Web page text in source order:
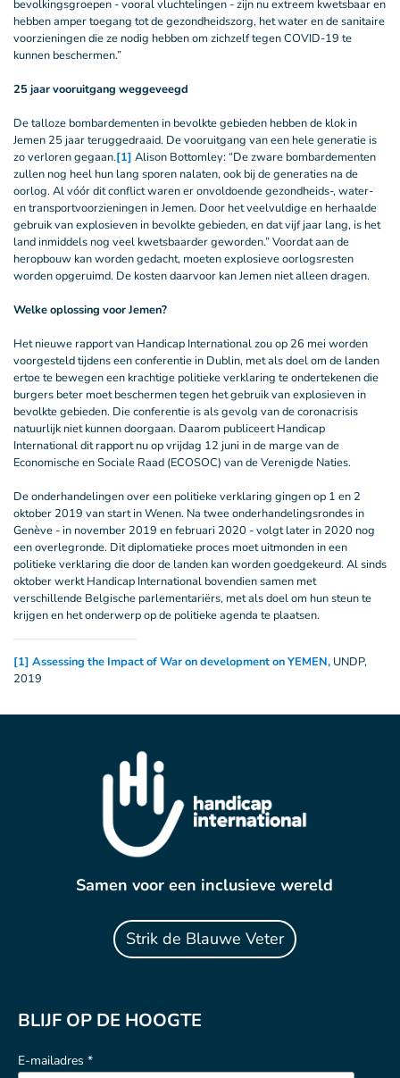
bevolkingsgroepen - vooral vluchtelingen - zijn nu extreem kwetsbaar en
hebben amper toegang tot de gezondheidszorg, het water en de sanitaire
voorzieningen die ze nodig hebben om zichzelf tegen COVID-19 te
kunnen beschermen.”
25 jaar vooruitgang weggeveegd
De talloze bombardementen in bevolkte gebieden hebben de klok in
Jemen 25 jaar teruggedraaid. De vooruitgang van een hele generatie is
zo verloren gegaan.[1] Alison Bottomley: “De zware bombardementen
zullen nog heel hun lang sporen nalaten, ook bij de generaties na de
oorlog. Al vóór dit conflict waren er onvoldoende gezondheids-, water-
en transportvoorzieningen in Jemen. Door het veelvuldige en herhaalde
gebruik van explosieven in bevolkte gebieden, en dat vijf jaar lang, is het
land inmiddels nog veel kwetsbaarder geworden.” Voordat aan de
heropbouw kan worden gedacht, moeten explosieve oorlogsresten
worden opgeruimd. De kosten daarvoor kan Jemen niet alleen dragen.
Welke oplossing voor Jemen?
Het nieuwe rapport van Handicap International zou op 26 mei worden
voorgesteld tijdens een conferentie in Dublin, met als doel om de landen
ertoe te bewegen een krachtige politieke verklaring te ondertekenen die
burgers beter moet beschermen tegen het gebruik van explosieven in
bevolkte gebieden. Die conferentie is als gevolg van de coronacrisis
natuurlijk niet kunnen doorgaan. Daarom publiceert Handicap
International dit rapport nu op vrijdag 12 juni in de marge van de
Economische en Sociale Raad (ECOSOC) van de Verenigde Naties.
De onderhandelingen over een politieke verklaring gingen op 1 en 2
oktober 2019 van start in Wenen. Na twee onderhandelingsrondes in
Genève - in november 2019 en februari 2020 - volgt later in 2020 nog
een overlegronde. Dit diplomatieke proces moet uitmonden in een
politieke verklaring die door de landen kan worden goedgekeurd. Al sinds
oktober werkt Handicap International bovendien samen met
verschillende Belgische parlementariërs, met als doel om hun steun te
krijgen en het onderwerp op de politieke agenda te plaatsen.
[1] Assessing the Impact of War on development on YEMEN, UNDP,
2019
Samen voor een inclusieve wereld
Strik de Blauwe Veter
BLIJF OP DE HOOGTE
E-mailadres *